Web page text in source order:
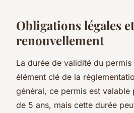
Obligations légales et
renouvellement
La durée de validité du
élément clé de la
général, ce permis est valable
de 5 ans, mais cette durée